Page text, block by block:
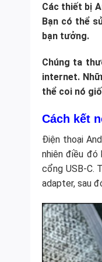
Các thiết bị
Bạn có thể
bạn tưởng.
Chúng ta
internet.
thể coi nó
Cách kết
Điện thoại
nhiên điều đó
cổng USB-C.
adapter, sau